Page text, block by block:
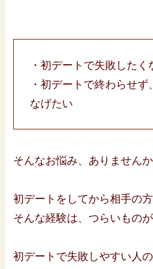
・初デートで失敗したく
・初デートで終わらせ
なげたい
そんなお悩み、ありませんか
初デートをしてから相手の
そんな経験は、つらいもの
初デートで失敗しやすい人